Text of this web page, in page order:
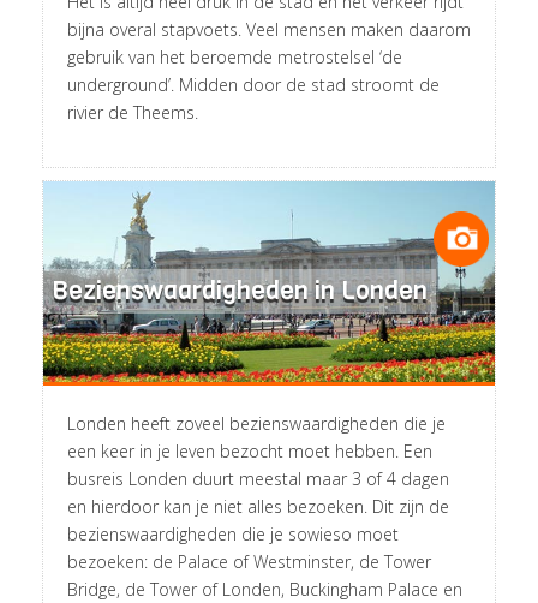
bijna overal stapvoets. Veel mensen maken daarom
gebruik van het beroemde metrostelsel ‘de
underground’. Midden door de stad stroomt de
rivier de Theems.
Bezienswaardigheden in Londen
Londen heeft zoveel bezienswaardigheden die je
een keer in je leven bezocht moet hebben. Een
busreis Londen duurt meestal maar 3 of 4 dagen
en hierdoor kan je niet alles bezoeken. Dit zijn de
bezienswaardigheden die je sowieso moet
bezoeken: de Palace of Westminster, de Tower
Bridge, de Tower of Londen, Buckingham Palace en